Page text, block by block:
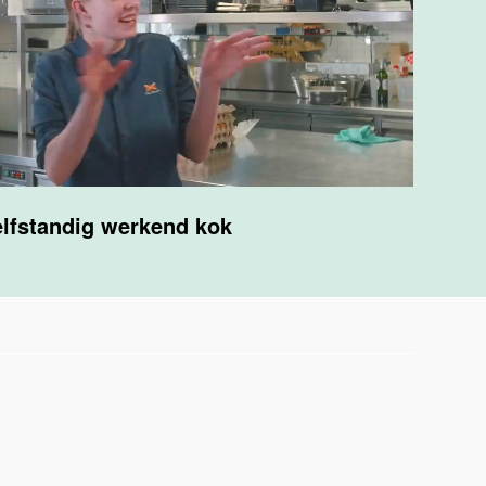
werkend kok